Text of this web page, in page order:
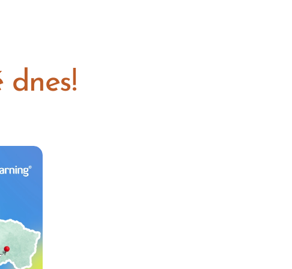
dnes!